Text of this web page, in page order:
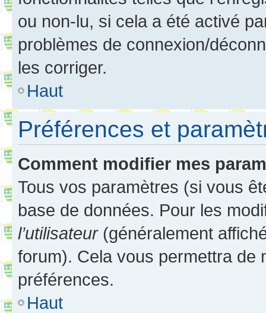
ou non-lu, si cela a été activé
problèmes de connexion/
les corriger.
Haut
Préférences et
Comment modifier mes
Tous vos paramètres (si vous
base de données. Pour les
l’utilisateur(généralement
forum). Cela vous permettra de
préférences.
Haut